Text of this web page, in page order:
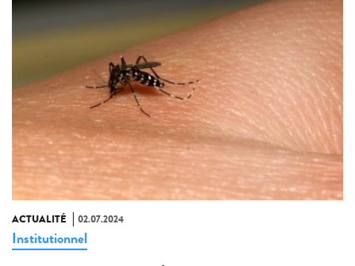
ACTUALITÉ 02.07.2024
Institutionnel